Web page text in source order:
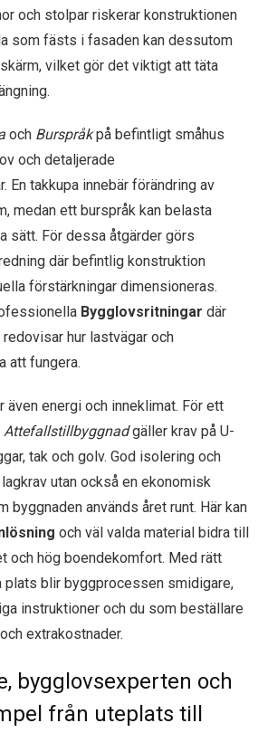
och stolpar riskerar konstruktionen
som fästs i fasaden kan dessutom
vilket gör det viktigt att täta
och Burspråkpå befintligt småhus
och detaljerade
En takkupa innebär förändring av
medan ett burspråk kan belasta
sätt. För dessa åtgärder görs
där befintlig konstruktion
förstärkningar dimensioneras.
Bygglovsritningar där
hur lastvägar och
att fungera.
även energi och inneklimat. För ett
Attefallstillbyggnadgäller krav på U-
tak och golv. God isolering och
utan också en ekonomisk
byggnaden används året runt. Här kan
och väl valda material bidra till
och hög boendekomfort. Med rätt
plats blir byggprocessen smidigare,
instruktioner och du som beställare
extrakostnader.
bygglovsexperten och
från uteplats till